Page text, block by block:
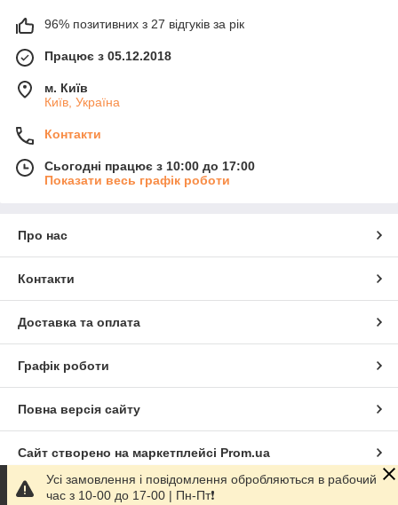
96% позитивних з 27 відгуків за рік
Працює з 05.12.2018
м. Київ
Київ, Україна
Контакти
Сьогодні працює з 10:00 до 17:00
Показати весь графік роботи
Про нас
Контакти
Доставка та оплата
Графік роботи
Повна версія сайту
Сайт створено на маркетплейсі Prom.ua
Політика конфіденційності
Усі замовлення і повідомлення обробляються в рабочий
час з 10-00 до 17-00 | Пн-Пт❗️